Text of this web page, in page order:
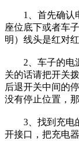
1、首先确认电
座位底下或者车
明）线头是红对
2、车子的电源
关的话请把开关
后退开关中间的
没有停止位置，
3、找到充电的
开接口，把充电